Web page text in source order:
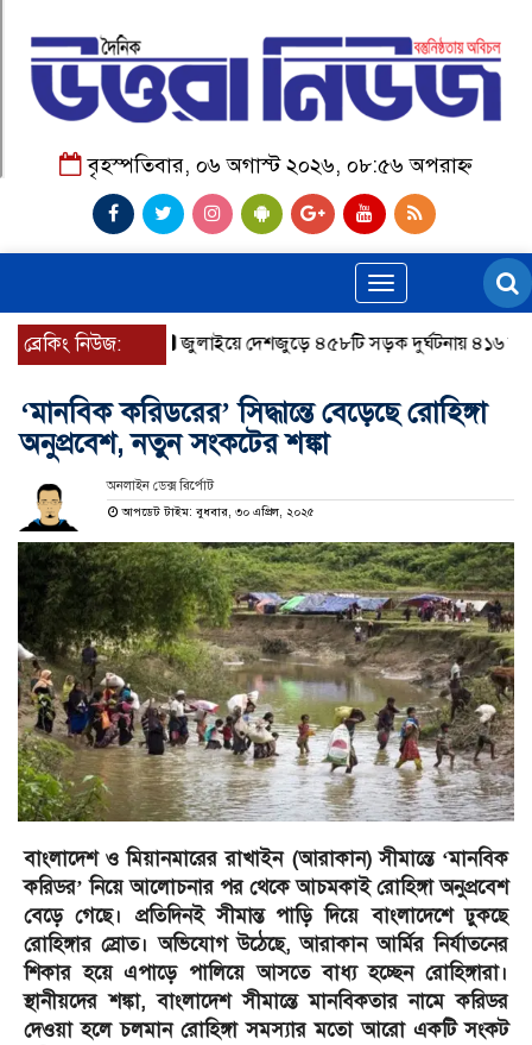
বৃহস্পতিবার, ০৬ অগাস্ট ২০২৬, ০৮:৫৬ অপরাহ্ন
Toggle
navigation
ব্রেকিং নিউজ: জুলাইয়ে দেশজুড়ে ৪৫৮টি সড়ক দুর্ঘটনায় ৪১৬ জন নিহত
‘মানবিক করিডরের’ সিদ্ধান্তে বেড়েছে রোহিঙ্গা
অনুপ্রবেশ, নতুন সংকটের শঙ্কা
অনলাইন ডেক্স রির্পোট
আপডেট টাইম: বুধবার, ৩০ এপ্রিল, ২০২৫
বাংলাদেশ ও মিয়ানমারের রাখাইন (আরাকান) সীমান্তে ‘মানবিক
করিডর’ নিয়ে আলোচনার পর থেকে আচমকাই রোহিঙ্গা অনুপ্রবেশ
বেড়ে গেছে। প্রতিদিনই সীমান্ত পাড়ি দিয়ে বাংলাদেশে ঢুকছে
রোহিঙ্গার স্রোত। অভিযোগ উঠেছে, আরাকান আর্মির নির্যাতনের
শিকার হয়ে এপাড়ে পালিয়ে আসতে বাধ্য হচ্ছেন রোহিঙ্গারা।
স্থানীয়দের শঙ্কা, বাংলাদেশ সীমান্তে মানবিকতার নামে করিডর
দেওয়া হলে চলমান রোহিঙ্গা সমস্যার মতো আরো একটি সংকট